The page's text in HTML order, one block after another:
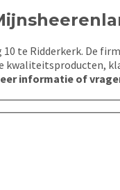
te Ridderkerk. De
informatie of